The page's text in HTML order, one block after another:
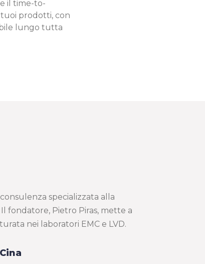
il time-to-
prodotti, con
lungo tutta
specializzata alla
fondatore, Pietro Piras, mette a
nei laboratori EMC e LVD.